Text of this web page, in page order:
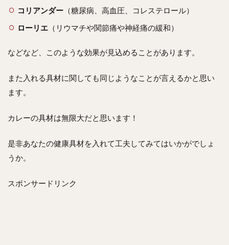
コリアンダー（糖尿病、高血圧、コレステロール）
ローリエ（リウマチや関節痛や神経痛の緩和）
などなど、このような効果が見込めることがあります。
また入れる具材に関しても同じようなことが言えるかと思い
ます。
カレーの具材は無限大だと思います！
是非あなたの健康具材を入れて工夫してみてはいかがでしょ
うか。
スポンサードリンク